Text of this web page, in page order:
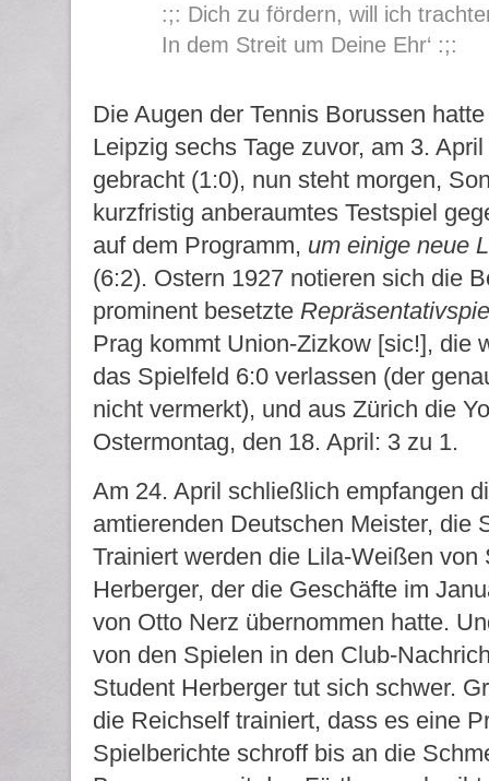
:;: Dich zu fördern, will ich
In dem Streit um Deine Ehr‘ :;:
Die Augen der Tennis Borussen
Leipzig sechs Tage zuvor, am 3.
gebracht (1:0), nun steht morgen,
kurzfristig anberaumtes Testspiel
auf dem Programm, um einige neue
(6:2). Ostern 1927 notieren sich die
prominent besetzte
Prag kommt Union-Zizkow [sic!], die
das Spielfeld 6:0 verlassen (der
nicht vermerkt), und aus Zürich die
Ostermontag, den 18. April: 3 zu 1.
Am 24. April schließlich empfangen
amtierenden Deutschen Meister, die
Trainiert werden die Lila-Weißen von
Herberger, der die Geschäfte im
von Otto Nerz übernommen hatte.
von den Spielen in den Club-
Student Herberger tut sich schwer.
die Reichself trainiert, dass es eine
Spielberichte schroff bis an die